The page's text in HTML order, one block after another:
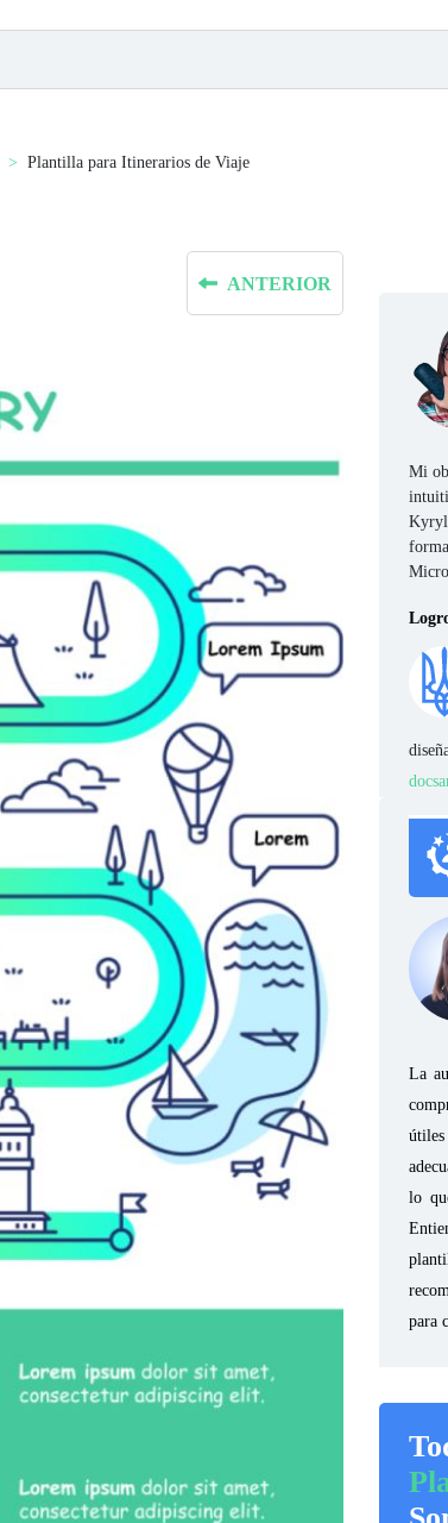
Plantilla para Itinerarios de Viaje
ANTERIOR
Mi
La
lo
para